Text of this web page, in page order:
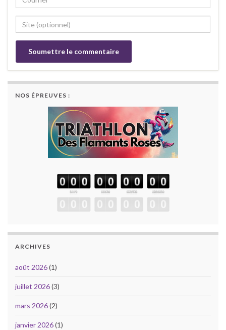
NOS ÉPREUVES :
ARCHIVES
août 2026(1)
juillet 2026(3)
mars 2026(2)
janvier 2026(1)